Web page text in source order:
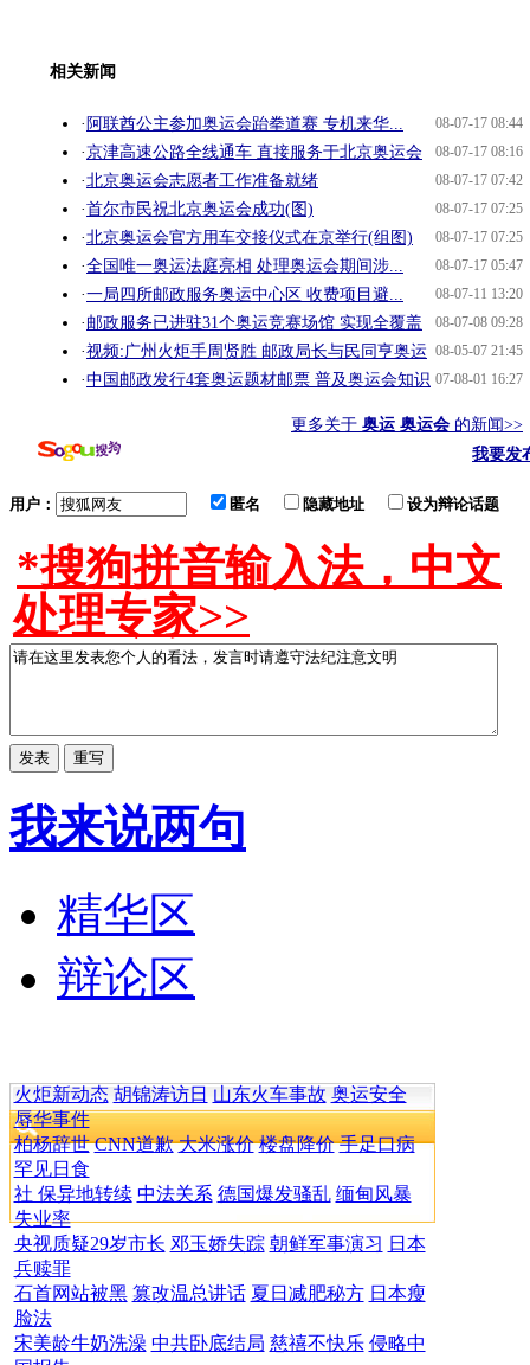
相关新闻
08-07-17 08:44
· 阿联酋公主参加奥运会跆拳道赛 专机来华...
08-07-17 08:16
·京津高速公路全线通车 直接服务于北京奥运会
08-07-17 07:42
·北京奥运会志愿者工作准备就绪
08-07-17 07:25
·首尔市民祝北京奥运会成功(图)
08-07-17 07:25
·北京奥运会官方用车交接仪式在京举行(组图)
08-07-17 05:47
·全国唯一奥运法庭亮相 处理奥运会期间涉...
08-07-11 13:20
·一局四所邮政服务奥运中心区 收费项目避...
08-07-08 09:28
·邮政服务已进驻31个奥运竞赛场馆 实现全覆盖
08-05-07 21:45
·视频:广州火炬手周贤胜 邮政局长与民同亨奥运
07-08-01 16:27
·中国邮政发行4套奥运题材邮票 普及奥运会知识
更多关于 奥运 奥运会 的新闻>>
我要发
用户： 匿名 隐藏地址 设为辩论话题
*搜狗拼音输入法，中文
处理专家>>
我来说两句
精华区
辩论区
火炬新动态 胡锦涛访日 山东火车事故 奥运安全
辱华事件
柏杨辞世 CNN道歉 大米涨价 楼盘降价 手足口病
罕见日食
社 保异地转续 中法关系 德国爆发骚乱 缅甸风暴
失业率
央视质疑29岁市长 邓玉娇失踪 朝鲜军事演习 日本
兵赎罪
石首网站被黑 篡改温总讲话 夏日减肥秘方 日本瘦
脸法
宋美龄牛奶洗澡 中共卧底结局 慈禧不快乐 侵略中